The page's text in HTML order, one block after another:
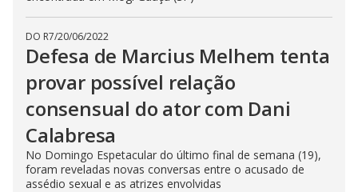
DO R7/20/06/2022
Defesa de Marcius Melhem tenta
provar possível relação
consensual do ator com Dani
Calabresa
No Domingo Espetacular do último final de semana (19),
foram reveladas novas conversas entre o acusado de
assédio sexual e as atrizes envolvidas